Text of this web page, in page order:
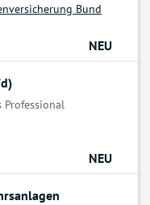
Bund
NEU
NEU